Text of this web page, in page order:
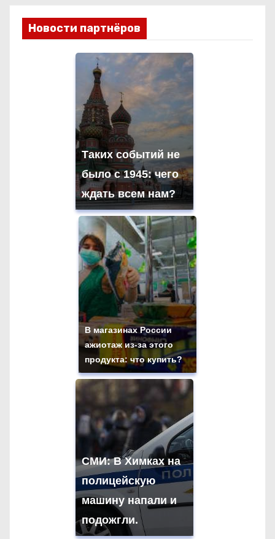
Новости партнёров
Таких событий не
было с 1945: чего
ждать всем нам?
В магазинах России
ажиотаж из-за этого
продукта: что купить?
СМИ: В Химках на
полицейскую
машину напали и
подожгли.